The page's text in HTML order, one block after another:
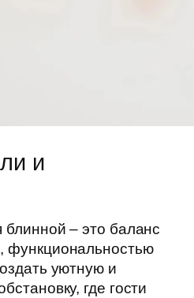
и
– это баланс
функциональностью
уютную и
где гости